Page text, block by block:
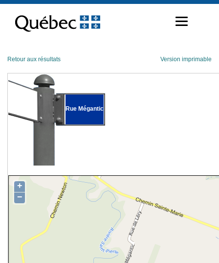
contenu
Retour aux résultats Version imprimable
Rue Mégantic
+
−